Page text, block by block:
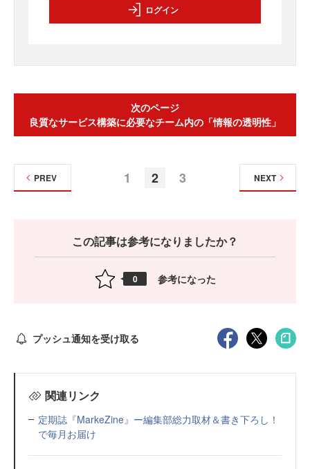
ログイン
次のページ
良質なサービス構築に必要なチーム内の「情報の透明性」
1 2 3
PREV NEXT
この記事は参考になりましたか？
0 参考になった
プッシュ通知を受け取る
関連リンク
定期誌『MarkeZine』ー編集部総力取材＆書き下ろし！
で毎月お届け